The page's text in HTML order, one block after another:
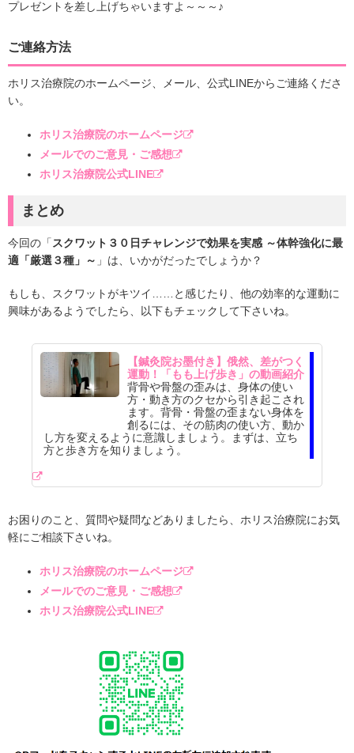
プレゼントを差し上げちゃいますよ～～～♪
ご連絡方法
ホリス治療院のホームページ、メール、公式LINEからご連絡くださ
い。
ホリス治療院のホームページ
メールでのご意見・ご感想
ホリス治療院公式LINE
まとめ
今回の「 スクワット３０日チャレンジで効果を実感 ～体幹強化に最
適「厳選３種」～ 」は、いかがだったでしょうか？
もしも、スクワットがキツイ……と感じたり、他の効率的な運動に
興味があるようでしたら、以下もチェックして下さいね。
【鍼灸院お墨付き】俄然、差がつく
運動！「もも上げ歩き」の動画紹介
背骨や骨盤の歪みは、身体の使い
方・動き方のクセから引き起こされ
ます。背骨・骨盤の歪まない身体を
創るには、その筋肉の使い方、動か
し方を変えるように意識しましょう。まずは、立ち
方と歩き方を知りましょう。
お困りのこと、質問や疑問などありましたら、ホリス治療院にお気
軽にご相談下さいね。
ホリス治療院のホームページ
メールでのご意見・ご感想
ホリス治療院公式LINE